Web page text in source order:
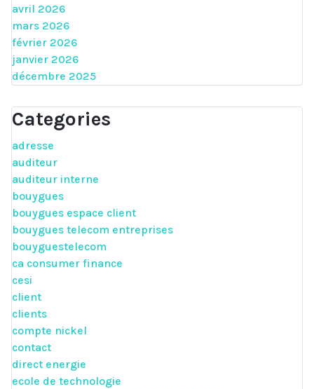
avril 2026
mars 2026
février 2026
janvier 2026
décembre 2025
Categories
adresse
auditeur
auditeur interne
bouygues
bouygues espace client
bouygues telecom entreprises
bouyguestelecom
ca consumer finance
cesi
client
clients
compte nickel
contact
direct energie
ecole de technologie